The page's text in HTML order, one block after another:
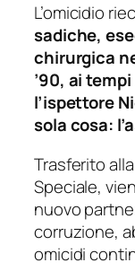
L’omicidio
sadiche,
chirurgica
’90, ai
l’ispettore
sola cosa:
Trasferito
Speciale,
nuovo
corruzione,
omicidi